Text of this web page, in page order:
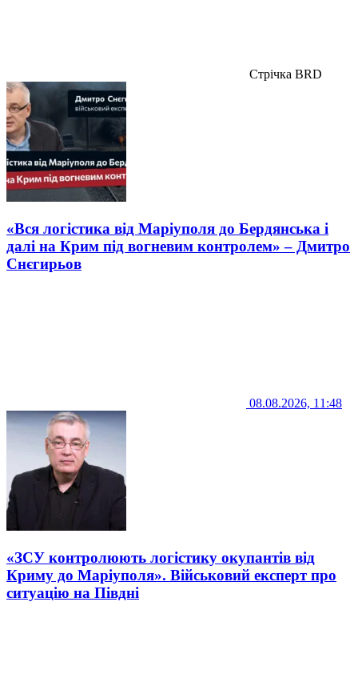
Стрічка BRD
«Вся логістика від Маріуполя до Бердянська і
далі на Крим під вогневим контролем» – Дмитро
Снєгирьов
08.08.2026, 11:48
«ЗСУ контролюють логістику окупантів від
Криму до Маріуполя». Військовий експерт про
ситуацію на Півдні